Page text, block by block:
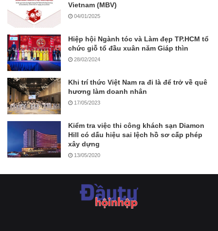
Vietnam (MBV)
04/01/2025
Hiệp hội Ngành tóc và Làm đẹp TP.HCM tổ
chức giỗ tổ đầu xuân năm Giáp thìn
28/02/2024
Khi trí thức Việt Nam ra đi là để trở về quê
hương làm doanh nhân
17/05/2023
Kiểm tra việc thi công khách sạn Diamon
Hill có dấu hiệu sai lệch hồ sơ cấp phép
xây dựng
13/05/2020